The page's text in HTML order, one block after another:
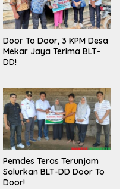
Door To Door, 3 KPM Desa
Mekar Jaya Terima BLT-
DD!
Pemdes Teras Terunjam
Salurkan BLT-DD Door To
Door!